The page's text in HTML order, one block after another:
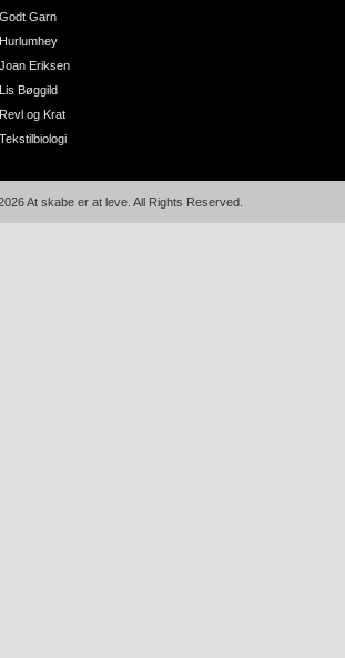
Godt Garn
Hurlumhey
Joan Eriksen
Lis Bøggild
Revl og Krat
Tekstilbiologi
At skabe er at leve. All Rights Reserved.